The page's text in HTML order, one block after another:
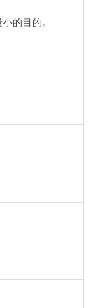
的目的。